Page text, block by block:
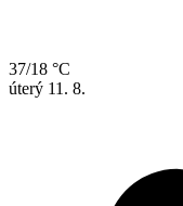
37/18 °C
úterý 11. 8.